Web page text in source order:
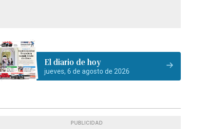
El diario de hoy
jueves, 6 de agosto de 2026
PUBLICIDAD